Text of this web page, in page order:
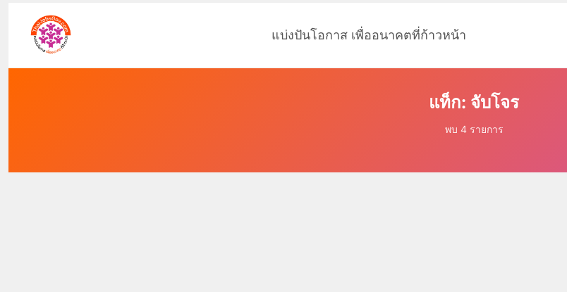
แบ่งปันโอกาส เพื่ออนาคตที่ก้าวหน้า
แท็ก: จับโจร
พบ 4 รายการ